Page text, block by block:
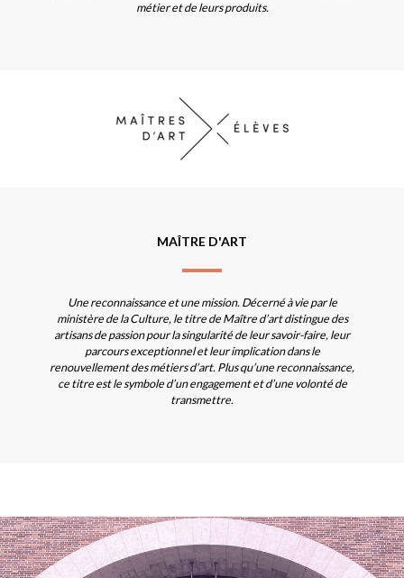
métier et de leurs produits.
MAÎTRE D'ART
Une reconnaissance et une mission. Décerné à vie par le
ministère de la Culture, le titre de Maître d’art distingue des
artisans de passion pour la singularité de leur savoir-faire, leur
parcours exceptionnel et leur implication dans le
renouvellement des métiers d’art. Plus qu’une reconnaissance,
ce titre est le symbole d’un engagement et d’une volonté de
transmettre.